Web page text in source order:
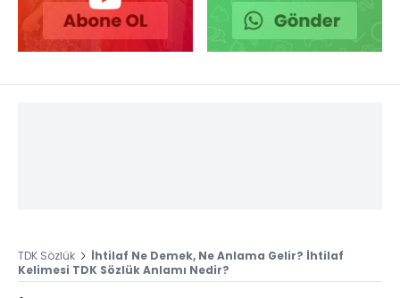
TDK Sözlük
İhtilaf Ne Demek, Ne Anlama Gelir? İhtilaf
Kelimesi TDK Sözlük Anlamı Nedir?